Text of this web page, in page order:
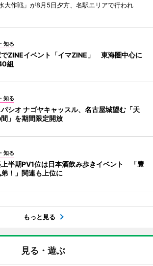
大作戦」が8月5日夕方、名駅エリアで行われ
知る
ZINEイベント「イマZINE」 東海圏中心に
組
知る
シオ ナゴヤキャッスル、名古屋城望む「天
」を期間限定開放
知る
半期PV1位は日本酒飲み歩きイベント 「豊
！」関連も上位に
もっと見る
見る・遊ぶ